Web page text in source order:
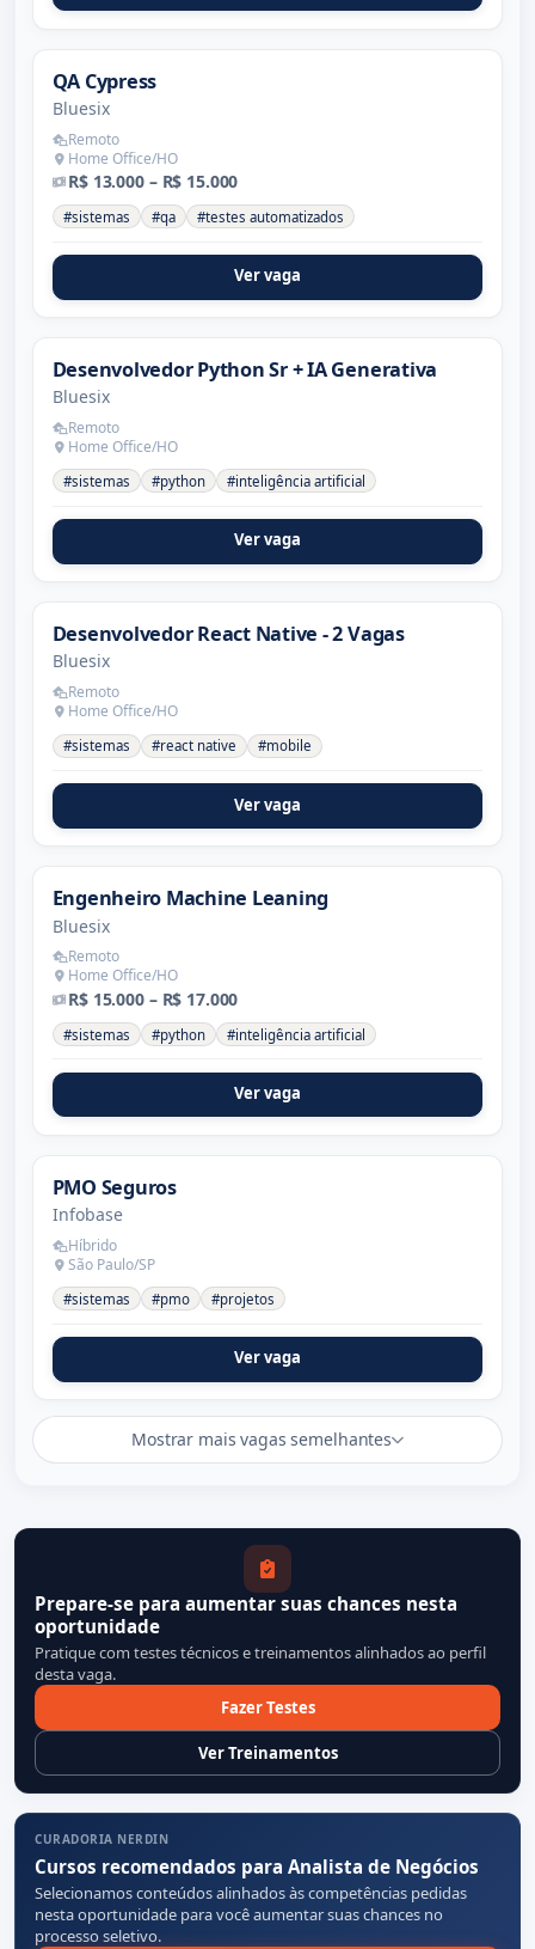
QA Cypress
Bluesix
Remoto
Home Office/HO
R$ 13.000 – R$ 15.000
#sistemas #qa #testes automatizados
Ver vaga
Desenvolvedor Python Sr + IA Generativa
Bluesix
Remoto
Home Office/HO
#sistemas #python #inteligência artificial
Ver vaga
Desenvolvedor React Native - 2 Vagas
Bluesix
Remoto
Home Office/HO
#sistemas #react native #mobile
Ver vaga
Engenheiro Machine Leaning
Bluesix
Remoto
Home Office/HO
R$ 15.000 – R$ 17.000
#sistemas #python #inteligência artificial
Ver vaga
PMO Seguros
Infobase
Híbrido
São Paulo/SP
#sistemas #pmo #projetos
Ver vaga
Mostrar mais vagas semelhantes
Prepare-se para aumentar suas chances nesta
oportunidade
Pratique com testes técnicos e treinamentos alinhados ao perfil
desta vaga.
Fazer Testes
Ver Treinamentos
CURADORIA NERDIN
Cursos recomendados para Analista de Negócios
Selecionamos conteúdos alinhados às competências pedidas
nesta oportunidade para você aumentar suas chances no
processo seletivo.